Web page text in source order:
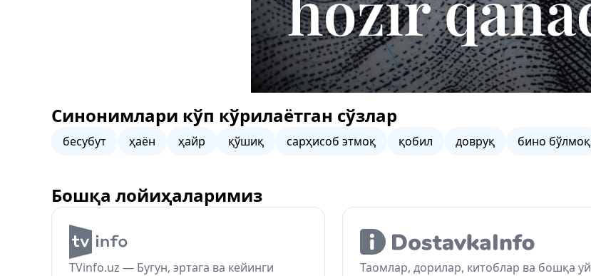
Синонимлари кўп кўрилаётган сўзлар
бесубут ҳаён ҳайр қўшиқ сарҳисоб этмоқ қобил довруқ бино бўлмоқ
Бошқа лойиҳаларимиз
TVinfo.uz — Бугун, эртага ва кейинги
Таомлар, дорилар, китоблар ва бошқа уй